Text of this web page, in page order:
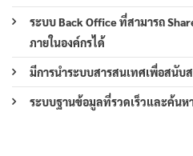
ระบบ Back Office ที่สามารถ
ภายในองค์กรได้
มีการนำระบบสารสนเทศเพื่อสนับ
ระบบฐานข้อมูลที่รวดเร็วและค้นห